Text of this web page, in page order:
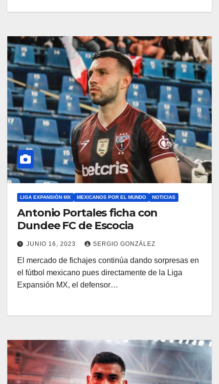
LIGA EXPANSIÓN MX MEXICANOS POR EL MUNDO NOTICIAS
Antonio Portales ficha con
Dundee FC de Escocia
JUNIO 16, 2023 SERGIO GONZÁLEZ
El mercado de fichajes continúa dando sorpresas en
el fútbol mexicano pues directamente de la Liga
Expansión MX, el defensor…